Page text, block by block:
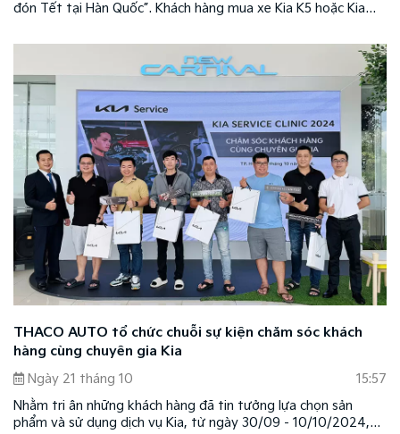
đón Tết tại Hàn Quốc”. Khách hàng mua xe Kia K5 hoặc Kia
gia rút thăm trúng thưởng với nhiều giải thưởng hấp dẫn.
Chương trình áp dụng theo các điều kiện và điều khoản do
thương hiệu quy định.
THACO AUTO tổ chức chuỗi sự kiện chăm sóc khách
hàng cùng chuyên gia Kia
Ngày 21 tháng 10
15:57
Nhằm tri ân những khách hàng đã tin tưởng lựa chọn sản
phẩm và sử dụng dịch vụ Kia, từ ngày 30/09 - 10/10/2024,